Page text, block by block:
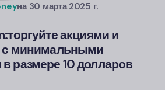
на 30 марта 2025 г.
торгуйте акциями и
с минимальными
размере 10 долларов